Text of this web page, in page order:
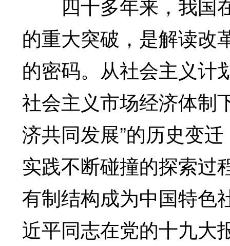
的重大突破，是解读改
的密码。从社会主义计
社会主义市场经济体制
济共同发展”的历史变
实践不断碰撞的探索过
有制结构成为中国特色
近平同志在党的十九大